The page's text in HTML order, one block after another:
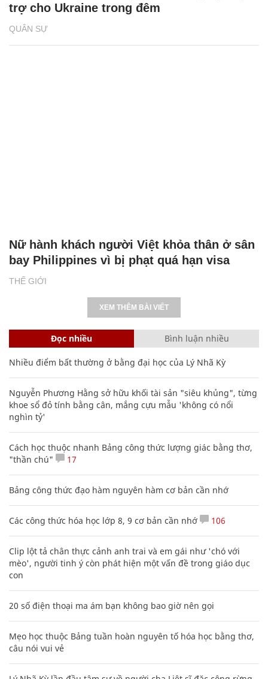
QUÂN SỰ
trợ cho Ukraine trong đêm
THẾ GIỚI
Nữ hành khách người Việt khỏa thân ở sân
bay Philippines vì bị phạt quá hạn visa
XEM THÊM BÀI VIẾT
Đọc nhiều Bình luận nhiều
Nhiều điểm bất thường ở bằng đại học của Lý Nhã Kỳ
Nguyễn Phương Hằng sở hữu khối tài sản "siêu khủng", từng
khoe sổ đỏ tính bằng cân, mắng cựu mẫu 'không có nổi
nghìn tỷ'
Cách học thuộc nhanh Bảng công thức lượng giác bằng thơ,
"thần chú"
17
Bảng công thức đạo hàm nguyên hàm cơ bản cần nhớ
Các công thức hóa học lớp 8, 9 cơ bản cần nhớ 106
Clip lột tả chân thực cảnh anh trai và em gái như 'chó với
mèo', người tinh ý còn phát hiện một vấn đề trong giáo dục
con
20 số điện thoại ma ám bạn không bao giờ nên gọi
Mẹo học thuộc Bảng tuần hoàn nguyên tố hóa học bằng thơ,
câu nói vui vẻ